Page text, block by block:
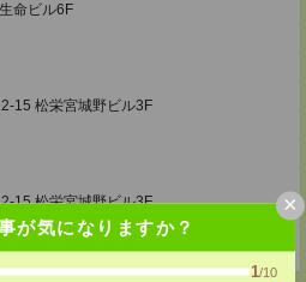
が気になりますか？
1/10
×
命ビル6F
15 松栄宮城野ビル3F
15 松栄宮城野ビル3F